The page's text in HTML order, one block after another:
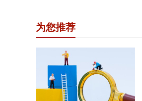
为您推荐